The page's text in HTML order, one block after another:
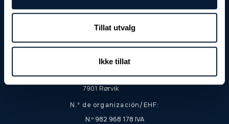
Tillat utvalg
Ikke tillat
Dirección de visita y entrega:
7900 Rørvik
Dirección postal:
Apartado postal 103
7901 Rørvik
N.º de organización/EHF:
N.º 982 968 178 IVA